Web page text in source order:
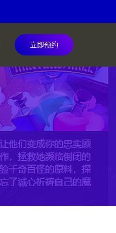
立即预约